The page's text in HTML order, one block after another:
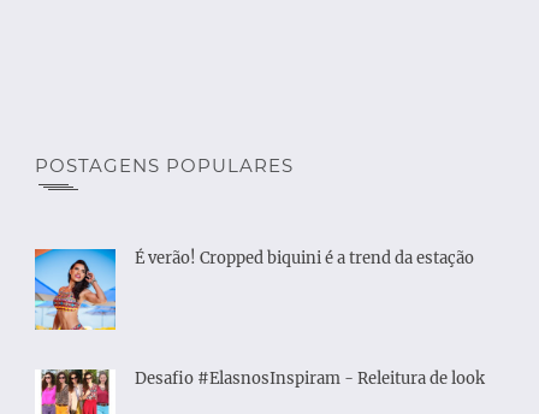
POSTAGENS POPULARES
É verão! Cropped biquini é a trend da estação
Desafio #ElasnosInspiram - Releitura de look